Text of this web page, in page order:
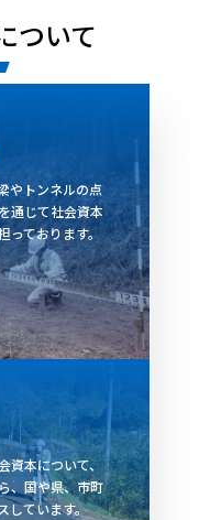
ついて
やトンネルの点
通じて社会資本
っております。
資本について、
、国や県、市町
しています。